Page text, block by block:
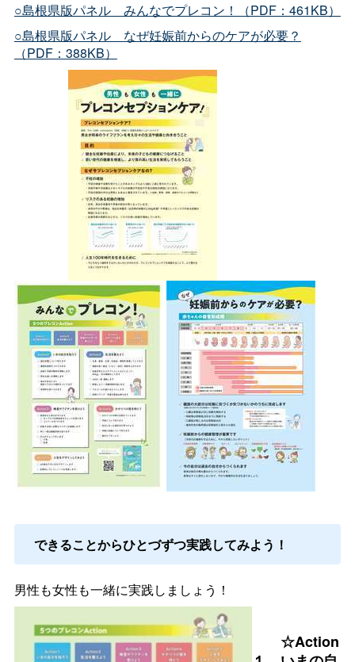
○島根県版パネル みんなでプレコン！（PDF：461KB）
○島根県版パネル なぜ妊娠前からのケアが必要？
（PDF：388KB）
できることからひとづずつ実践してみよう！
男性も女性も一緒に実践しましょう！
☆Action